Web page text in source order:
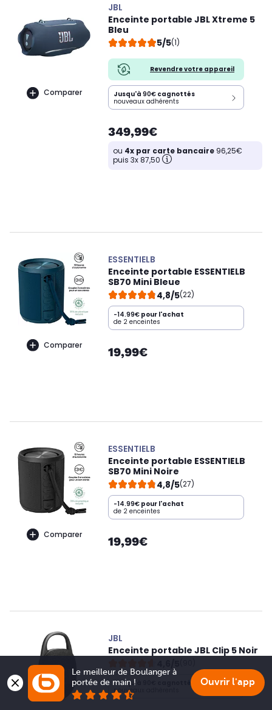
Comparer
JBL
Enceinte portable JBL Xtreme 5
Bleu
5/5(1)
Revendre votre appareil
Jusqu'à 90€ cagnottés
nouveaux adhérents
349,99€
ou 4x par carte bancaire 96,25€
puis 3x 87,50
Comparer
ESSENTIELB
Enceinte portable ESSENTIELB
SB70 Mini Bleue
4,8/5(22)
-14.99€ pour l'achat
de 2 enceintes
19,99€
Comparer
ESSENTIELB
Enceinte portable ESSENTIELB
SB70 Mini Noire
4,8/5(27)
-14.99€ pour l'achat
de 2 enceintes
19,99€
JBL
Enceinte portable JBL Clip 5 Noir
Jusqu'à
cagnottés
nouveaux adhérents
Le meilleur de Boulanger à
portée de main !
Ouvrir l'app